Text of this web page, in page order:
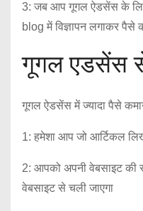
3: जब आप गूगल ऐडसेंस के लिए
blog में विज्ञापन लगाकर पैसे
गूगल एडसेंस
गूगल ऐडसेंस में ज्यादा पैसे
1: हमेशा आप जो आर्टिकल लिख
2: आपको अपनी वेबसाइट की
वेबसाइट से चली जाएगा